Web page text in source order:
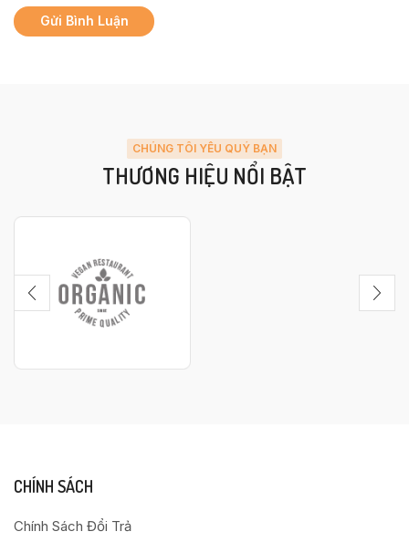
CHÚNG TÔI YÊU QUÝ BẠN
THƯƠNG HIỆU NỔI BẬT
CHÍNH SÁCH
Chính Sách Đổi Trả